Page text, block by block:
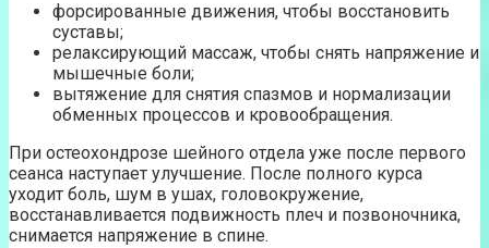
форсированные движения, чтобы восстановить
суставы;
релаксирующий массаж, чтобы снять напряжение и
мышечные боли;
вытяжение для снятия спазмов и нормализации
обменных процессов и кровообращения.
При остеохондрозе шейного отдела уже после первого
сеанса наступает улучшение. После полного курса
уходит боль, шум в ушах, головокружение,
восстанавливается подвижность плеч и позвоночника,
снимается напряжение в спине.